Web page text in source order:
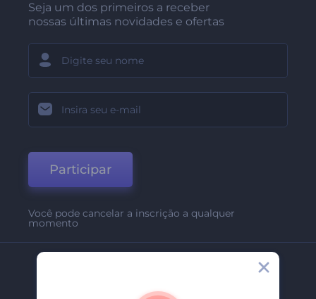
Seja um dos primeiros a receber
nossas últimas novidades e ofertas
Participar
Você pode cancelar a inscrição a qualquer
momento
Sobre Nós